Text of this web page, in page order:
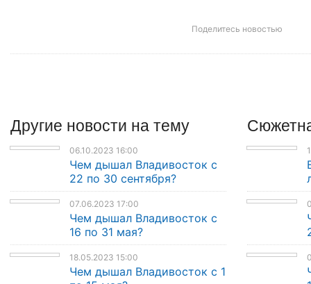
Поделитесь новостью
Другие новости на тему
06.10.2023 16:00
Чем дышал Владивосток с
22 по 30 сентября?
07.06.2023 17:00
Чем дышал Владивосток с
16 по 31 мая?
18.05.2023 15:00
Чем дышал Владивосток с 1